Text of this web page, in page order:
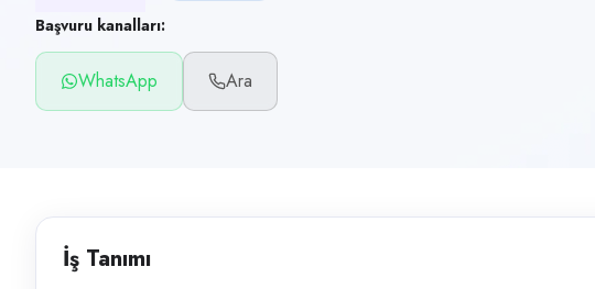
Çalışma şekli
Tam Zamanlı
Yayın tarihi
10 Temmuz 2026
Başvuru kanalları
WhatsApp, Telefon
Başvuru kanalları:
WhatsApp Ara
İş Tanımı